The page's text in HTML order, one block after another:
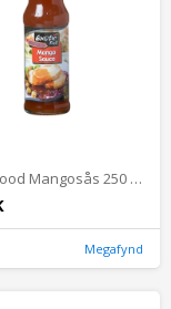
Exotic Food Mangosås 250 Ml
Megafynd